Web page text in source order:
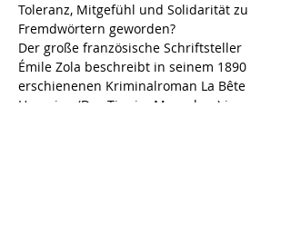
Toleranz, Mitgefühl und Solidarität zu
Fremdwörtern geworden?
Der große französische Schriftsteller
Émile Zola beschreibt in seinem 1890
erschienenen Kriminalroman La Bête
Humaine (Das Tier im Menschen) in